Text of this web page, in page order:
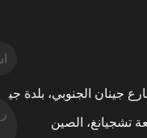
١١٠٨، المبنى ١، رقم ٧ شارع جينان الجنوبي، بلدة جي
تشجيانغ، الصين